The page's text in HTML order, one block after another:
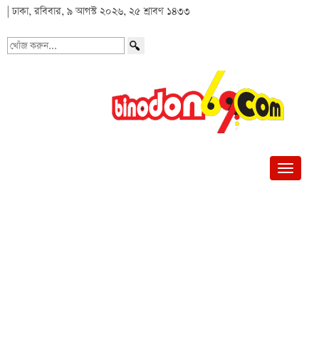
| ঢাকা, রবিবার, ৯ আগস্ট ২০২৬, ২৫ শ্রাবণ ১৪৩৩
খোঁজ